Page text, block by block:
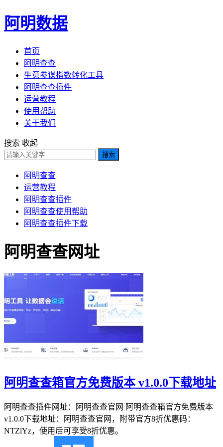
阿明数据
首页
阿明查查
生意参谋指数转化工具
阿明查查插件
运营教程
使用帮助
关于我们
搜索 收起
搜索
阿明查查
运营教程
阿明查查插件
阿明查查使用帮助
阿明查查插件下载
阿明查查网址
阿明查查箱官方免费版本 v1.0.0下载地址
阿明查查插件网址：阿明查查官网 阿明查查箱官方免费版本
v1.0.0下载地址：阿明查查官网，附带官方8折优惠码：
NTZlYz，使用后可享受8折优惠。